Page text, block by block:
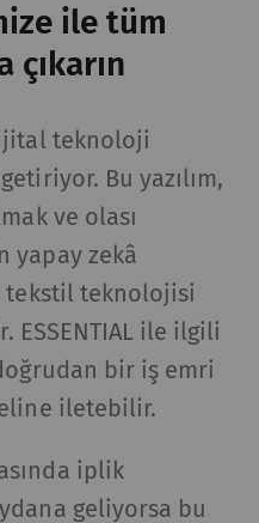
ile tüm
çıkarın
teknoloji
Bu yazılım,
ve olası
yapay zekâ
tekstil teknolojisi
ESSENTIAL ile ilgili
bir iş emri
iletebilir.
iplik
geliyorsa bu